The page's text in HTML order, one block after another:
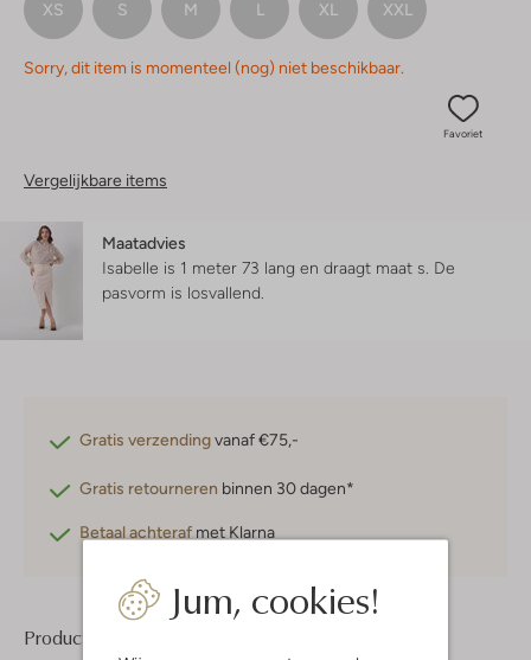
Jum, cookies!
XS S M L XL XXL
Sorry, dit item is momenteel (nog) niet beschikbaar.
Favoriet
Vergelijkbare items
Maatadvies
Isabelle is 1 meter 73 lang en draagt maat s. De
pasvorm is losvallend
Gratis verzendingvanaf €75,-
Gratis retourneren binnen 30 dagen*
Betaal achteraf met Klarna
Product informatie